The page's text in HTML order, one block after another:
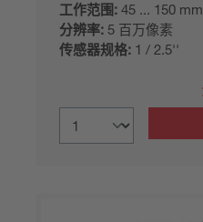
工作范围: 45 ... 150 mm
分辨率: 5 百万像素
传感器规格: 1 / 2.5''